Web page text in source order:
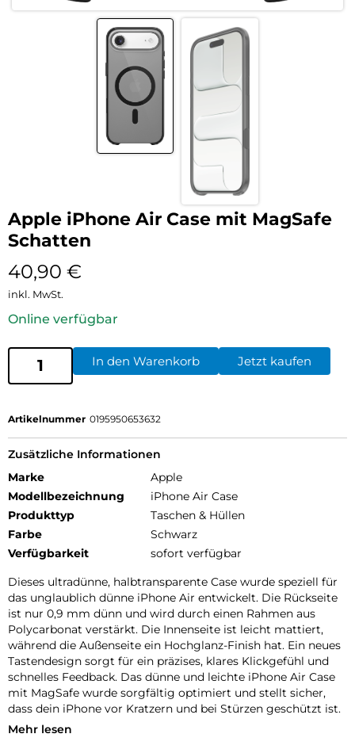
Apple iPhone Air Case mit MagSafe
Schatten
40,90 €
inkl. MwSt.
Online verfügbar
In den Warenkorb Jetzt kaufen
Artikelnummer 0195950653632
Zusätzliche Informationen
Marke
Apple
Modellbezeichnung
iPhone Air Case
Produkttyp
Taschen & Hüllen
Farbe
Schwarz
Verfügbarkeit
sofort verfügbar
Dieses ultradünne, halbtransparente Case wurde speziell für
das unglaublich dünne iPhone Air entwickelt. Die Rückseite
ist nur 0,9 mm dünn und wird durch einen Rahmen aus
Polycarbonat verstärkt. Die Innenseite ist leicht mattiert,
während die Außenseite ein Hochglanz-Finish hat. Ein neues
Tastendesign sorgt für ein präzises, klares Klickgefühl und
schnelles Feedback. Das dünne und leichte iPhone Air Case
mit MagSafe wurde sorgfältig optimiert und stellt sicher,
dass dein iPhone vor Kratzern und bei Stürzen geschützt ist.
Das Case funktioniert nahtlos mit der Kamera­steuerung, um
Mehr lesen